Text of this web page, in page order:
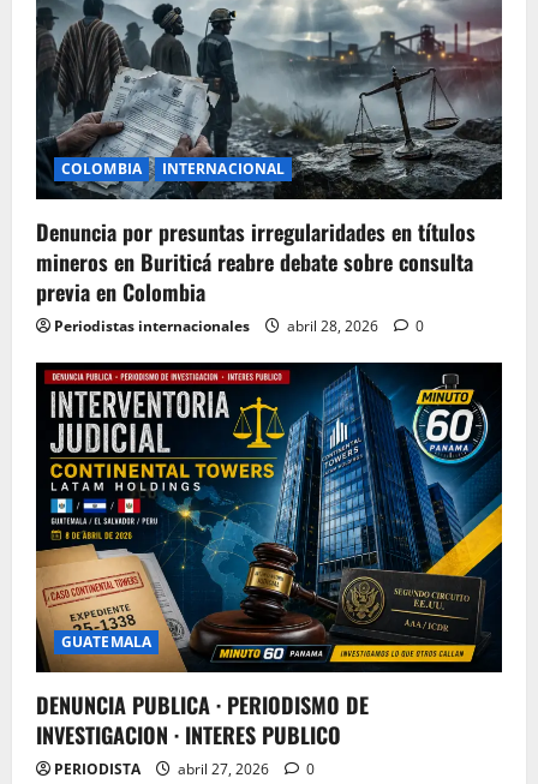
COLOMBIA INTERNACIONAL
Denuncia por presuntas irregularidades en títulos
mineros en Buriticá reabre debate sobre consulta
previa en Colombia
Periodistas internacionales abril 28, 2026 0
GUATEMALA
DENUNCIA PUBLICA · PERIODISMO DE
INVESTIGACION · INTERES PUBLICO
PERIODISTA abril 27, 2026 0